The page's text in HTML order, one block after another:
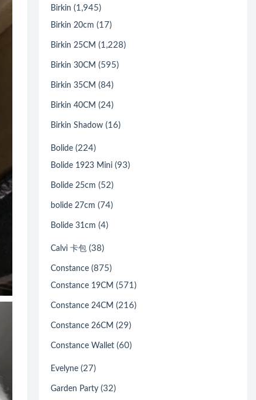
Birkin (1,945)
Birkin 20cm (17)
Birkin 25CM (1,228)
Birkin 30CM (595)
Birkin 35CM (84)
Birkin 40CM (24)
Birkin Shadow (16)
Bolide (224)
Bolide 1923 Mini (93)
Bolide 25cm (52)
bolide 27cm (74)
Bolide 31cm (4)
Calvi 卡包 (38)
Constance (875)
Constance 19CM (571)
Constance 24CM (216)
Constance 26CM (29)
Constance Wallet (60)
Evelyne (27)
Garden Party (32)